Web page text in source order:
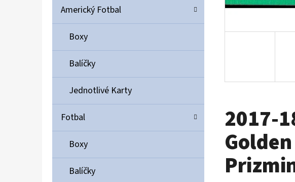
Americký Fotbal
Boxy
Balíčky
Jednotlivé Karty
Fotbal
Boxy
Balíčky
2017-